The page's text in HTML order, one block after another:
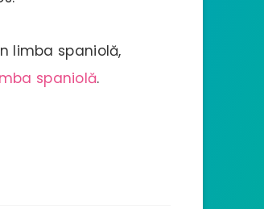
limba spaniolă,
spaniolă.